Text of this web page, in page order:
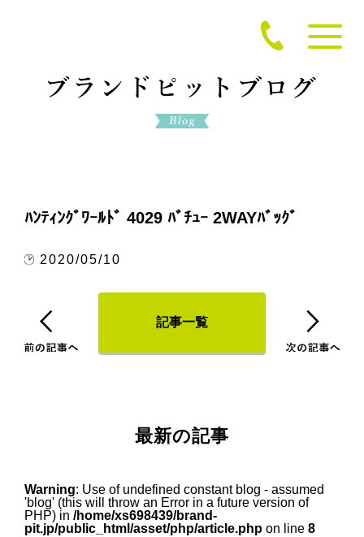
ﾊﾝﾃｨﾝｸﾞﾜｰﾙﾄﾞ 4029 ﾊﾞﾁｭｰ 2WAYﾊﾞｯｸﾞ
2020/05/10
記事一覧
最新の記事
Warning: Use of undefined constant blog - assumed
'blog' (this will throw an Error in a future version of
PHP) in /home/xs698439/brand-
pit.jp/public_html/asset/php/article.phpon line 8